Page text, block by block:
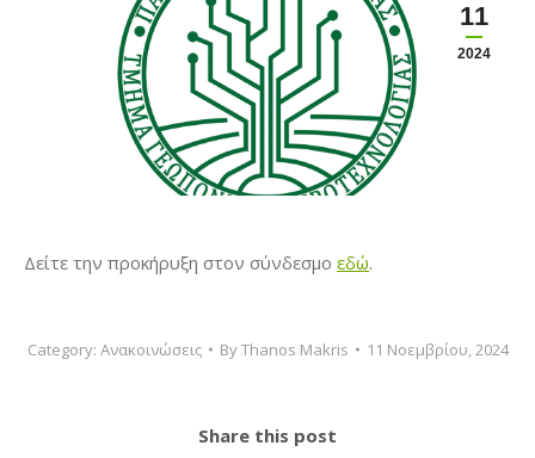
11
2024
Δείτε την προκήρυξη στον σύνδεσμο εδώ.
Category: Ανακοινώσεις ByThanos Makris 11 Νοεμβρίου, 2024
Share this post